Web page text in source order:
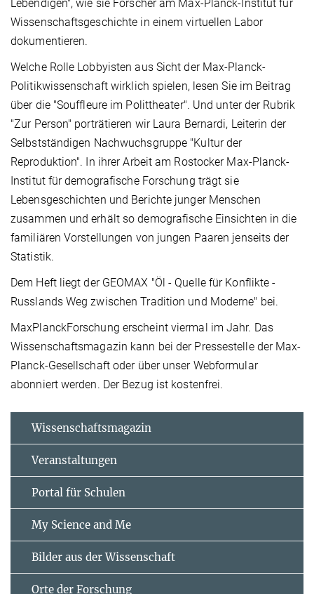
Lebendigen", wie sie Forscher am Max-Planck-Institut für
Wissenschaftsgeschichte in einem virtuellen Labor
dokumentieren.
Welche Rolle Lobbyisten aus Sicht der Max-Planck-
Politikwissenschaft wirklich spielen, lesen Sie im Beitrag
über die "Souffleure im Polittheater". Und unter der Rubrik
"Zur Person" porträtieren wir Laura Bernardi, Leiterin der
Selbstständigen Nachwuchsgruppe "Kultur der
Reproduktion". In ihrer Arbeit am Rostocker Max-Planck-
Institut für demografische Forschung trägt sie
Lebensgeschichten und Berichte junger Menschen
zusammen und erhält so demografische Einsichten in die
familiären Vorstellungen von jungen Paaren jenseits der
Statistik.
Dem Heft liegt der GEOMAX "Öl - Quelle für Konflikte -
Russlands Weg zwischen Tradition und Moderne" bei.
MaxPlanckForschung erscheint viermal im Jahr. Das
Wissenschaftsmagazin kann bei der Pressestelle der Max-
Planck-Gesellschaft oder über unser Webformular
abonniert werden. Der Bezug ist kostenfrei.
Wissenschaftsmagazin
Veranstaltungen
Portal für Schulen
My Science and Me
Bilder aus der Wissenschaft
Orte der Forschung